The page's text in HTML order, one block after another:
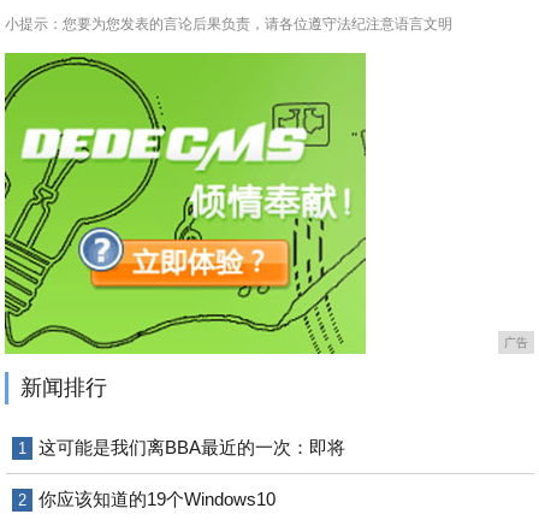
小提示：您要为您发表的言论后果负责，请各位遵守法纪注意语言文明
广告
新闻排行
1 这可能是我们离BBA最近的一次：即将
2 你应该知道的19个Windows10